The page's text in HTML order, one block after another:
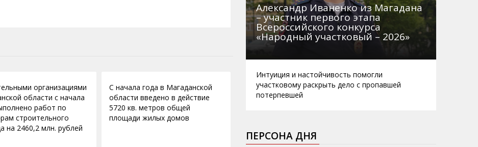
организациями
области с начала
работ по
строительного
на 2460,2 млн. рублей
С начала года в Магаданской
области введено в действие
5720 кв. метров общей
площади жилых домов
Александр Иваненко из Магадана
– участник первого этапа
Всероссийского конкурса
«Народный участковый – 2026»
Интуиция и настойчивость помогли
участковому раскрыть дело с пропавшей
потерпевшей
ПЕРСОНА ДНЯ